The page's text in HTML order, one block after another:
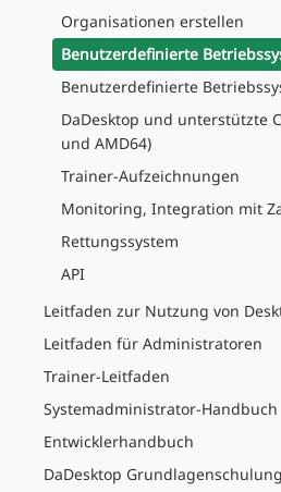
Organisationen erstellen
Benutzerdefinierte
Benutzerdefinierte
DaDesktop und unterstützte
und AMD64)
Trainer-Aufzeichnungen
Monitoring, Integration mit
Rettungssystem
API
Leitfaden zur Nutzung von
Leitfaden für Administratoren
Trainer-Leitfaden
Systemadministrator-Handbuch
Entwicklerhandbuch
DaDesktop